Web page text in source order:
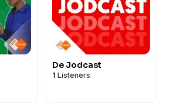
De Jodcast
1 Listeners